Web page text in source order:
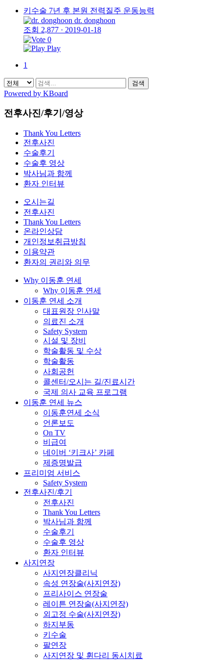
키수술 7년 후 본원 전력질주 운동능력
dr. donghoon
조회 2,877 · 2019-01-18
0
Play
1
검색
Powered by KBoard
전후사진/후기/영상
Thank You Letters
전후사진
수술후기
수술후 영상
박사님과 함께
환자 인터뷰
오시는길
전후사진
Thank You Letters
온라인상담
개인정보취급방침
이용약관
환자의 권리와 의무
Why 이동훈 연세
Why 이동훈 연세
이동훈 연세 소개
대표원장 인사말
의료진 소개
Safety System
시설 및 장비
학술활동 및 수상
학술활동
사회공헌
콜센터/오시는 길/진료시간
국제 의사 교육 프로그램
이동훈 연세 뉴스
이동훈연세 소식
언론보도
On TV
비급여
네이버 ‘키크사’ 카페
제증명발급
프리미엄 서비스
Safety System
전후사진/후기
전후사진
Thank You Letters
박사님과 함께
수술후기
수술후 영상
환자 인터뷰
사지연장
사지연장클리닉
속성 연장술(사지연장)
프리사이스 연장술
레이튼 연장술(사지연장)
외고정 수술(사지연장)
하지부동
키수술
팔연장
사지연장 및 휜다리 동시치료